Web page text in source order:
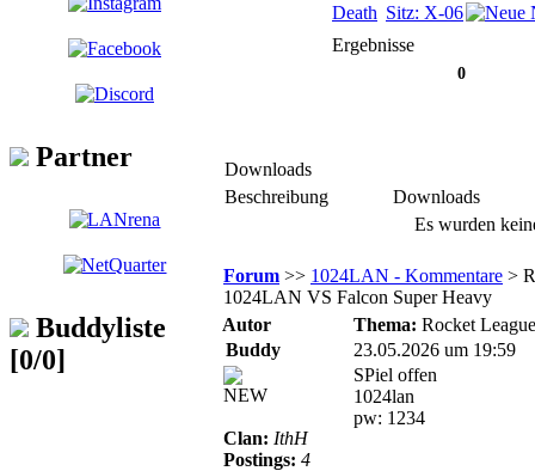
Partner
Buddyliste
[0/0]
Death Sitz: X-06
Ergebnisse
0
Downloads
Beschreibung
Downloads
Es wurden
Forum >> 1024LAN - Kommentare >
1024LAN VS Falcon Super Heavy
Autor
Thema: Rocket
Buddy
23.05.2026 um 19:59
NEW
Clan: IthH
Postings: 4
SPiel offen
1024lan
pw: 1234